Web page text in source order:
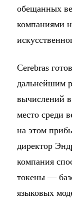
обещанных
компаниями
Cerebras
дальнейшим
вычислений
место среди
на этом
директор
компания
токены —
языковых